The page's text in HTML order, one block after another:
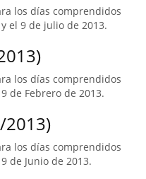
los días comprendidos
el 9 de julio de 2013.
los días comprendidos
de Febrero de 2013.
2013)
los días comprendidos
de Junio de 2013.